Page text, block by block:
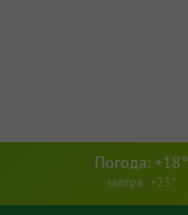
Погода: +18°
завтра +23°